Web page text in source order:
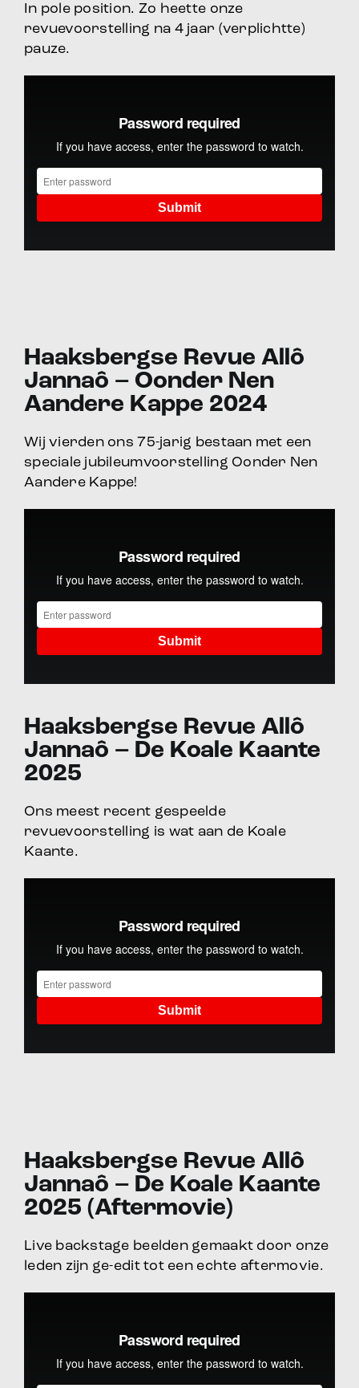
In pole position. Zo heette onze
revuevoorstelling na 4 jaar (verplichtte)
pauze.
Haaksbergse Revue Allô
Jannaô – Oonder Nen
Aandere Kappe 2024
Wij vierden ons 75-jarig bestaan met een
speciale jubileumvoorstelling Oonder Nen
Aandere Kappe!
Haaksbergse Revue Allô
Jannaô – De Koale Kaante
2025
Ons meest recent gespeelde
revuevoorstelling is wat aan de Koale
Kaante.
Haaksbergse Revue Allô
Jannaô – De Koale Kaante
2025 (Aftermovie)
Live backstage beelden gemaakt door onze
leden zijn ge-edit tot een echte aftermovie.